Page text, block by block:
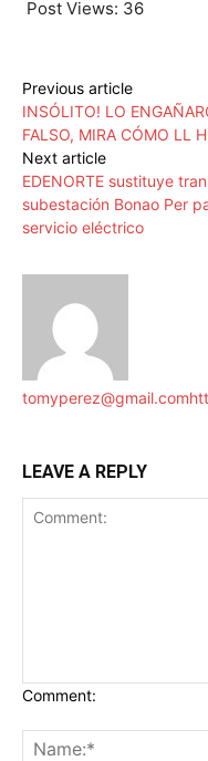
Post Views: 36
Previous article
INSÓLITO! LO
FALSO, MIRA CÓMO LL
Next article
EDENORTE sustituye
subestación Bonao Per
servicio eléctrico
tomyperez@gmail.com
LEAVE A REPLY
Comment: